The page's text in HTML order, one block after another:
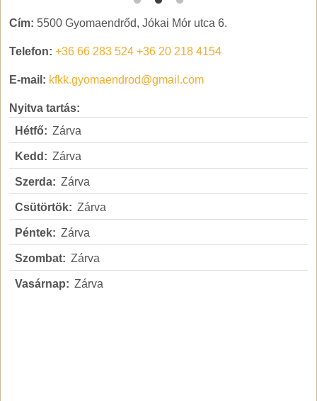
Cím: 5500 Gyomaendrőd, Jókai Mór utca 6.
Telefon: +36 66 283 524 +36 20 218 4154
E-mail: kfkk.gyomaendrod@gmail.com
Nyitva tartás:
Hétfő: Zárva
Kedd: Zárva
Szerda: Zárva
Csütörtök: Zárva
Péntek: Zárva
Szombat: Zárva
Vasárnap: Zárva